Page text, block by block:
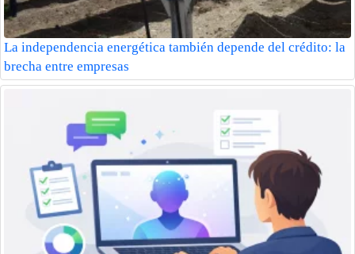
La independencia energética también depende del crédito: la
brecha entre empresas